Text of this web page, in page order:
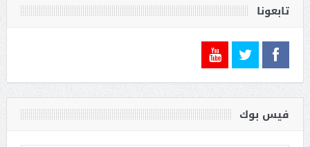
تابعونا
فيس بوك